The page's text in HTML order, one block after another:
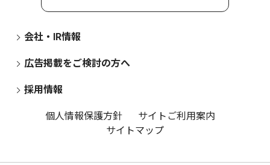
会社・IR情報
広告掲載をご検討の方へ
採用情報
個人情報保護方針
サイトご利用案内
サイトマップ